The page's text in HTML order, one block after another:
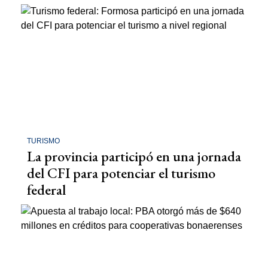
TURISMO
La provincia participó en una jornada
del CFI para potenciar el turismo
federal